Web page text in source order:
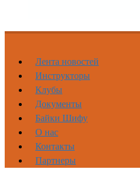
Лента новостей
Инструкторы
Клубы
Документы
Байки Шифу
О нас
Контакты
Партнеры